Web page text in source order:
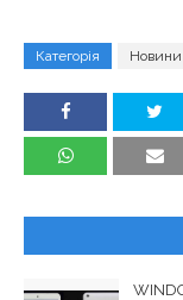
Категорія Новини